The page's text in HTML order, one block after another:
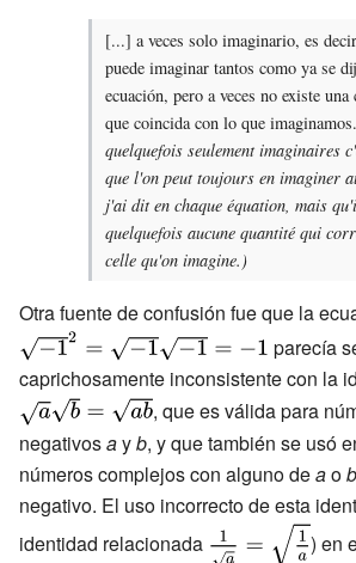
[...] a veces solo imaginario, es
puede imaginar tantos como ya se
ecuación, pero a veces no existe una
que coincida con lo que
quelquefois seulement imaginaires
que l'on peut toujours en imaginer
j'ai dit en chaque équation, mais
quelquefois aucune quantité qui
celle qu'on imagine.)
Otra fuente de confusión fue que la
parecía
caprichosamente inconsistente con la
{\displaystyle
{\sqrt {a}}
{\sqrt {b}}=
{\sqrt {ab}}}
, que es válida para
negativosayb, y que también se usó
números complejos con alguno deaob
negativo. El uso incorrecto de esta
identidad relacionada
{\displaystyle) en